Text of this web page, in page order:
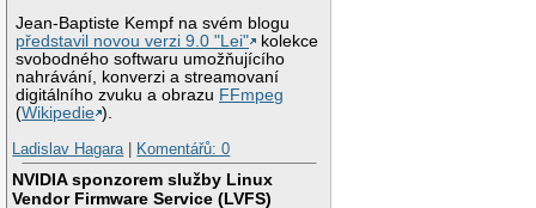
Jean-Baptiste Kempf na svém blogu
představil novou verzi 9.0 "Lei"
kolekce
svobodného softwaru umožňujícího
nahrávání, konverzi a streamovaní
digitálního zvuku a obrazu FFmpeg
(Wikipedie ).
Ladislav Hagara
Komentářů: 0
NVIDIA sponzorem služby Linux
Vendor Firmware Service (LVFS)